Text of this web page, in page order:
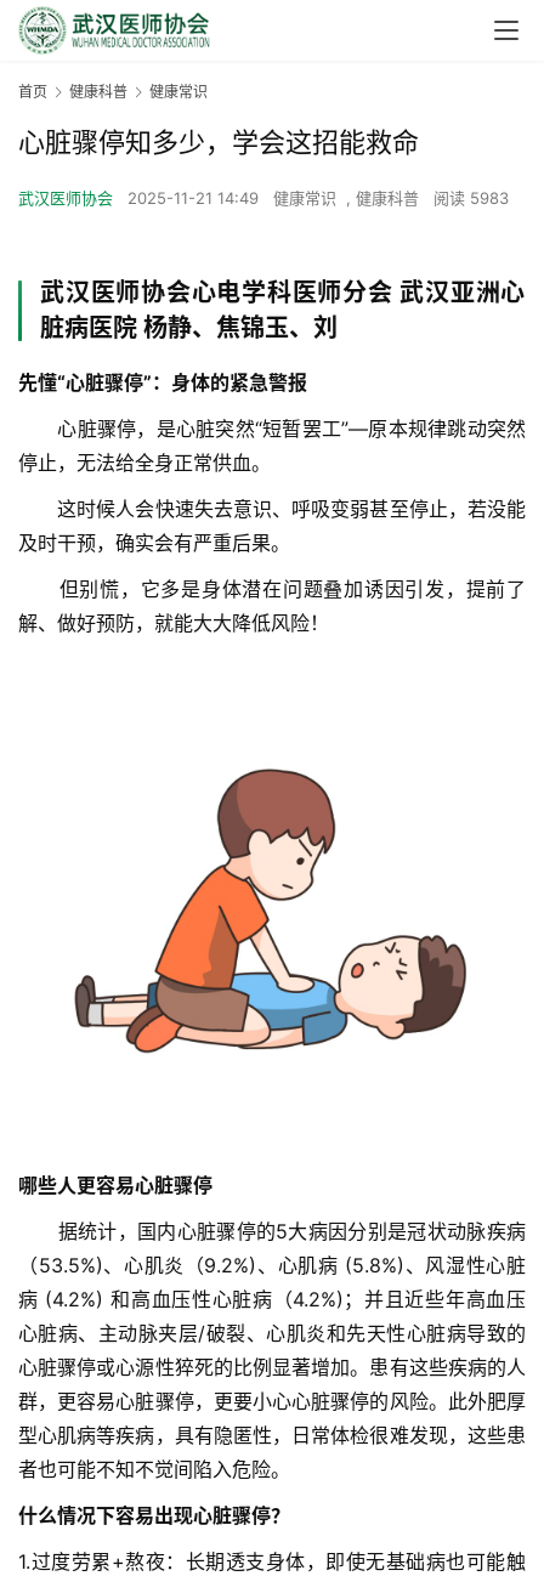
首页 健康科普 健康常识
心脏骤停知多少，学会这招能救命
武汉医师协会 2025-11-21 14:49 健康常识 , 健康科普 阅读 5983
武汉医师协会心电学科医师分会 武汉亚洲心
脏病医院 杨静、焦锦玉、刘
先懂“心脏骤停”：身体的紧急警报
心脏骤停，是心脏突然“短暂罢工”—原本规律跳动突然
停止，无法给全身正常供血。
这时候人会快速失去意识、呼吸变弱甚至停止，若没能
及时干预，确实会有严重后果。
但别慌，它多是身体潜在问题叠加诱因引发，提前了
解、做好预防，就能大大降低风险！
哪些人更容易心脏骤停
据统计，国内心脏骤停的5大病因分别是冠状动脉疾病
（53.5%)、心肌炎（9.2%)、心肌病 (5.8%)、风湿性心脏
病 (4.2%) 和高血压性心脏病（4.2%)；并且近些年高血压
心脏病、主动脉夹层/破裂、心肌炎和先天性心脏病导致的
心脏骤停或心源性猝死的比例显著增加。患有这些疾病的人
群，更容易心脏骤停，更要小心心脏骤停的风险。此外肥厚
型心肌病等疾病，具有隐匿性，日常体检很难发现，这些患
者也可能不知不觉间陷入危险。
什么情况下容易出现心脏骤停？
1.过度劳累+熬夜：长期透支身体，即使无基础病也可能触